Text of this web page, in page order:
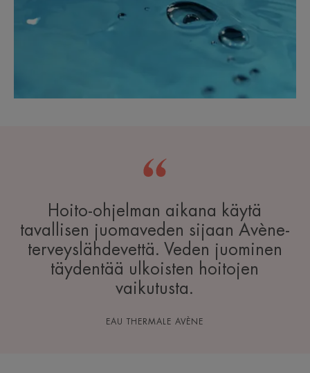
Hoito-ohjelman aikana käytä
tavallisen juomaveden sijaan Avène-
terveyslähdevettä. Veden juominen
täydentää ulkoisten hoitojen
vaikutusta.
EAU THERMALE AVÈNE